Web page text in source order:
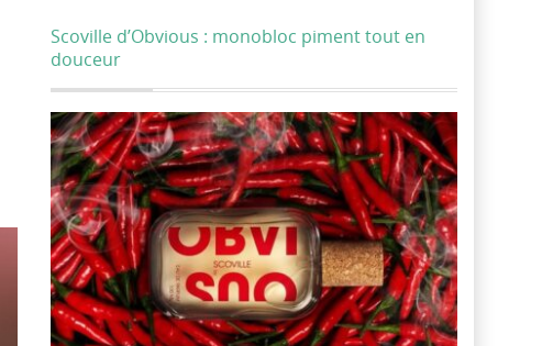
Scoville d’Obvious : monobloc piment tout en
douceur